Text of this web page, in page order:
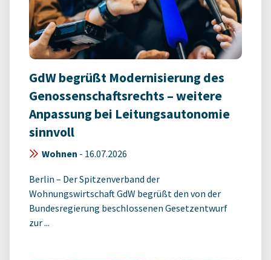
GdW begrüßt Modernisierung des
Genossenschaftsrechts – weitere
Anpassung bei Leitungsautonomie
sinnvoll
Wohnen - 16.07.2026
Berlin – Der Spitzenverband der
Wohnungswirtschaft GdW begrüßt den von der
Bundesregierung beschlossenen Gesetzentwurf
zur ...